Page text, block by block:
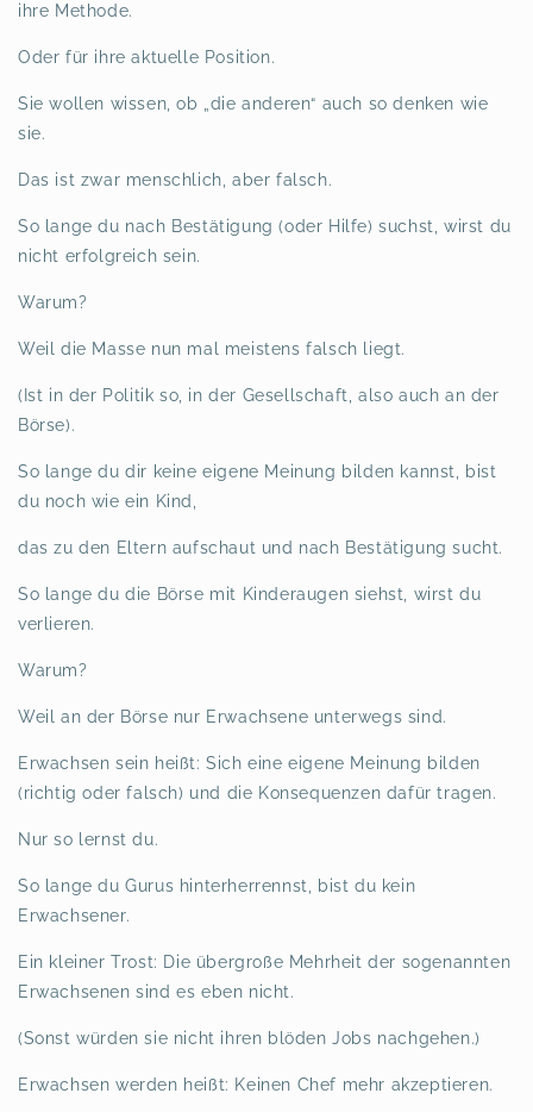
ihre Methode.
Oder für ihre aktuelle Position.
Sie wollen wissen, ob „die anderen“ auch so denken wie
sie.
Das ist zwar menschlich, aber falsch.
So lange du nach Bestätigung (oder Hilfe) suchst, wirst du
nicht erfolgreich sein.
Warum?
Weil die Masse nun mal meistens falsch liegt.
(Ist in der Politik so, in der Gesellschaft, also auch an der
Börse).
So lange du dir keine eigene Meinung bilden kannst, bist
du noch wie ein Kind,
das zu den Eltern aufschaut und nach Bestätigung sucht.
So lange du die Börse mit Kinderaugen siehst, wirst du
verlieren.
Warum?
Weil an der Börse nur Erwachsene unterwegs sind.
Erwachsen sein heißt: Sich eine eigene Meinung bilden
(richtig oder falsch) und die Konsequenzen dafür tragen.
Nur so lernst du.
So lange du Gurus hinterherrennst, bist du kein
Erwachsener.
Ein kleiner Trost: Die übergroße Mehrheit der sogenannten
Erwachsenen sind es eben nicht.
(Sonst würden sie nicht ihren blöden Jobs nachgehen.)
Erwachsen werden heißt: Keinen Chef mehr akzeptieren.